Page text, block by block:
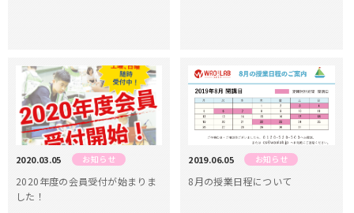
2020.03.05 お知らせ
2020年度の会員受付が始まりま
した！
2019.06.05 お知らせ
8月の授業日程について